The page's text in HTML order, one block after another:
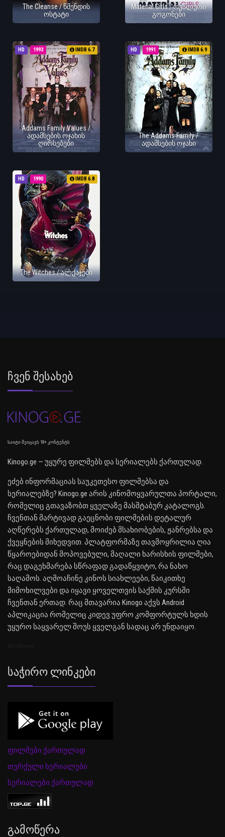
The Cleanse / წმენდის
ოსტატი
Material Girls / რეალური
გოგონები
HD 1993 IMDB 6.7
Addams Family Values /
ადამსების ოჯახის
ღირსებები
HD 1991 IMDB 6.9
The Addams Family /
ადამსების ოჯახი
HD 1990 IMDB 6.8
The Witches / ალქაჯები
Ჩვენ Შესახებ
საიტი შეიცავს 18+ კონტენტს
Kinogo.ge — უყურე ფილმებს და სერიალებს ქართულად.
ეძებ ინფორმაციას საუკეთესო ფილმებსა და
სერიალებზე? Kinogo.ge არის კინომოყვარულთა პორტალი,
რომელიც გთავაზობთ ყველაზე მასშტაბურ კატალოგს.
ჩვენთან მარტივად გაეცნობი ფილმების დეტალურ
აღწერებს ქართულად, მოიძებ მსახიობების, ჟანრებსა და
ქვეყნების მიხედვით. პლატფორმაზე თავმოყრილია ღია
წყაროებიდან მოპოვებული, მაღალი ხარისხის ფილმები,
რაც დაგეხმარება სწრაფად გადაწყვიტო, რა ნახო
საღამოს. აღმოაჩინე კინოს სიახლეები, წაიკითხე
მიმოხილვები და იყავი ყოველთვის საქმის კურსში
ჩვენთან ერთად. რაც მთავარია Kinogo აქვს Android
აპლიკაცია რომელიც კიდევ უფრო კომფორტულს ხდის
უყურო საყვარელ შოუს ყველგან სადაც არ უნდაიყო.
Საჭირო Ლინკები
ფილმები ქართულად
თურქული სერიალები
სერიალები ქართულად
Გამოწერა